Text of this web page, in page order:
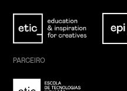
PARCEIRO